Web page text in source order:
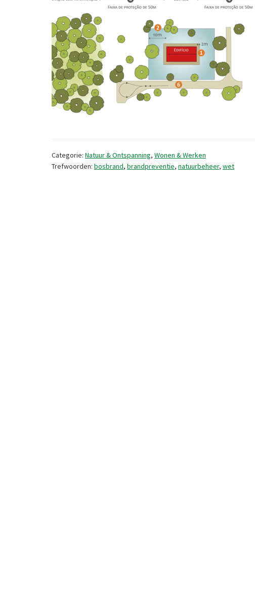
Categorie: Natuur & Ontspanning, Wonen & Werken
Trefwoorden: bosbrand, brandpreventie, natuurbeheer, wet